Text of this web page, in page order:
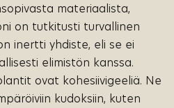
materiaalista,
on tutkitusti turvallinen
inertti yhdiste, eli se ei
elimistön kanssa.
ovat kohesiivigeeliä. Ne
kudoksiin, kuten